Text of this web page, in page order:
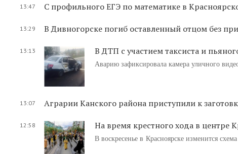
13:47 С профильного ЕГЭ по математике в
13:29 В Дивногорске погиб оставленный отцом без
13:13 В ДТП с участием таксиста и
Аварию зафиксировала камера уличного
13:07 Аграрии Канского района приступили к
12:58 На время крестного хода в центре
В воскресенье в Красноярске изменится